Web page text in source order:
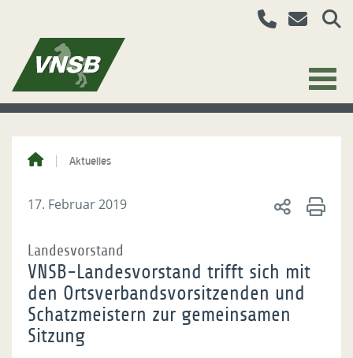
Aktuelles
17. Februar 2019
Landesvorstand
VNSB-Landesvorstand trifft sich mit
den Ortsverbandsvorsitzenden und
Schatzmeistern zur gemeinsamen
Sitzung